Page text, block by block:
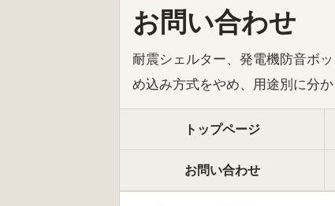
お問い合わせ
耐震シェルター、発電機防音ボ
め込み方式をやめ、用途別に分か
トップページ
お問い合わせ